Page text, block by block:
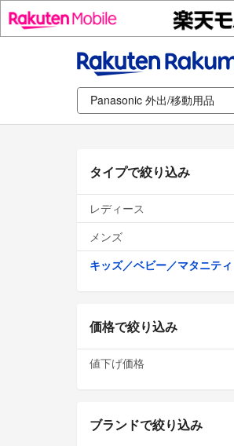
タイプで絞り込み
レディース
メンズ
キッズ／ベビー／マタニティ
価格で絞り込み
値下げ価格
ブランドで絞り込み